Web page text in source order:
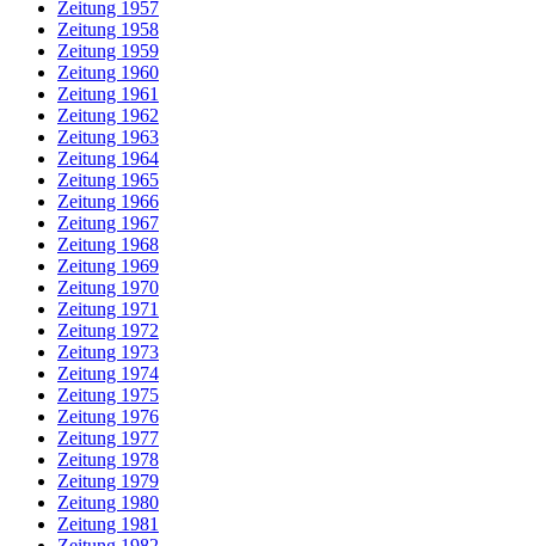
Zeitung 1957
Zeitung 1958
Zeitung 1959
Zeitung 1960
Zeitung 1961
Zeitung 1962
Zeitung 1963
Zeitung 1964
Zeitung 1965
Zeitung 1966
Zeitung 1967
Zeitung 1968
Zeitung 1969
Zeitung 1970
Zeitung 1971
Zeitung 1972
Zeitung 1973
Zeitung 1974
Zeitung 1975
Zeitung 1976
Zeitung 1977
Zeitung 1978
Zeitung 1979
Zeitung 1980
Zeitung 1981